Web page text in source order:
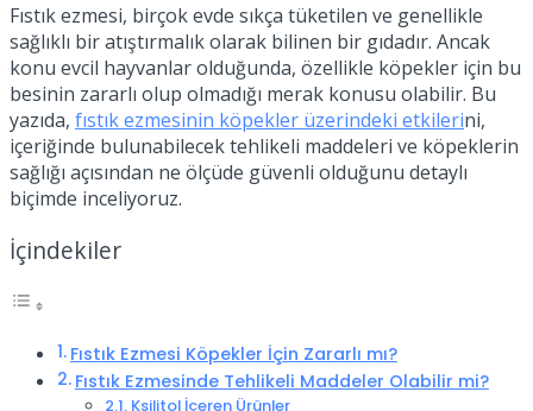
Fıstık ezmesi, birçok evde sıkça tüketilen ve genellikle
sağlıklı bir atıştırmalık olarak bilinen bir gıdadır. Ancak
konu evcil hayvanlar olduğunda, özellikle köpekler için bu
besinin zararlı olup olmadığı merak konusu olabilir. Bu
yazıda, fıstık ezmesinin köpekler üzerindeki etkilerini,
içeriğinde bulunabilecek tehlikeli maddeleri ve köpeklerin
sağlığı açısından ne ölçüde güvenli olduğunu detaylı
biçimde inceliyoruz.
İçindekiler
Fıstık Ezmesi Köpekler İçin Zararlı mı?
Fıstık Ezmesinde Tehlikeli Maddeler Olabilir mi?
Ksilitol İçeren Ürünler